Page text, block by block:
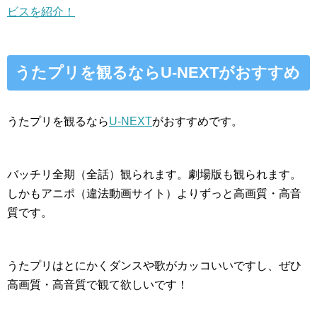
ビスを紹介！
うたプリを観るならU-NEXTがおすすめ
うたプリを観るならU-NEXTがおすすめです。
バッチリ全期（全話）観られます。劇場版も観られます。
しかもアニポ（違法動画サイト）よりずっと高画質・高音
質です。
うたプリはとにかくダンスや歌がカッコいいですし、ぜひ
高画質・高音質で観て欲しいです！